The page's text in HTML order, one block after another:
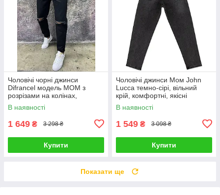
Чоловічі чорні джинси
Difrancel модель МОМ з
розрізами на колінах,
турецька преміальна якість
В наявності
1 649 ₴ 3 298 ₴
Купити
Чоловічі джинси Мом John
Lucca темно-сірі, вільний
крій, комфортні, якісні
В наявності
1 549 ₴ 3 098 ₴
Купити
Показати ще